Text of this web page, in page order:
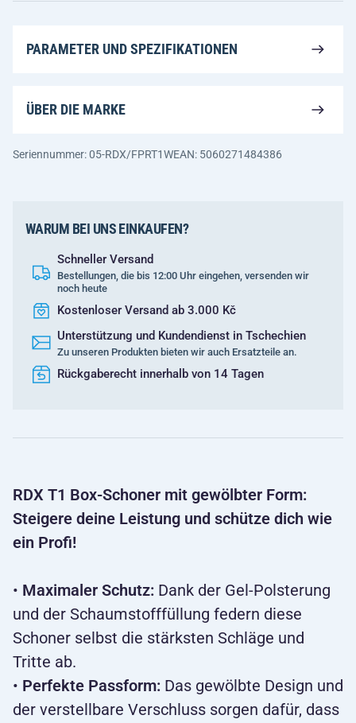
PARAMETER UND SPEZIFIKATIONEN
ÜBER DIE MARKE
Seriennummer: 05-RDX/FPRT1WEAN: 5060271484386
WARUM BEI UNS EINKAUFEN?
Schneller Versand
Bestellungen, die bis 12:00 Uhr eingehen, versenden wir
noch heute
Kostenloser Versand ab 3.000 Kč
Unterstützung und Kundendienst in Tschechien
Zu unseren Produkten bieten wir auch Ersatzteile an.
Rückgaberecht innerhalb von 14 Tagen
RDX T1 Box-Schoner mit gewölbter Form:
Steigere deine Leistung und schütze dich wie
ein Profi!
• Maximaler Schutz: Dank der Gel-Polsterung
und der Schaumstofffüllung federn diese
Schoner selbst die stärksten Schläge und
Tritte ab.
• Perfekte Passform: Das gewölbte Design und
der verstellbare Verschluss sorgen dafür, dass